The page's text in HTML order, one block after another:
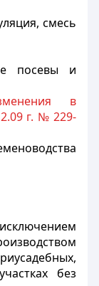
смесь
посевы и
в
г. № 229-
без